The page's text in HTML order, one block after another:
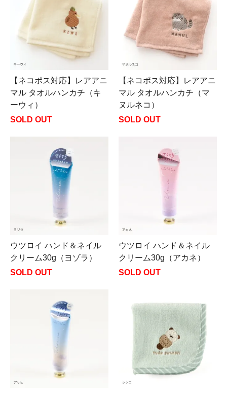
【ネコポス対応】レアアニ
マル タオルハンカチ（キ
ーウィ）
SOLD OUT
【ネコポス対応】レアアニ
マル タオルハンカチ（マ
ヌルネコ）
SOLD OUT
ウツロイ ハンド＆ネイル
クリーム30g（ヨゾラ）
SOLD OUT
ウツロイ ハンド＆ネイル
クリーム30g（アカネ）
SOLD OUT